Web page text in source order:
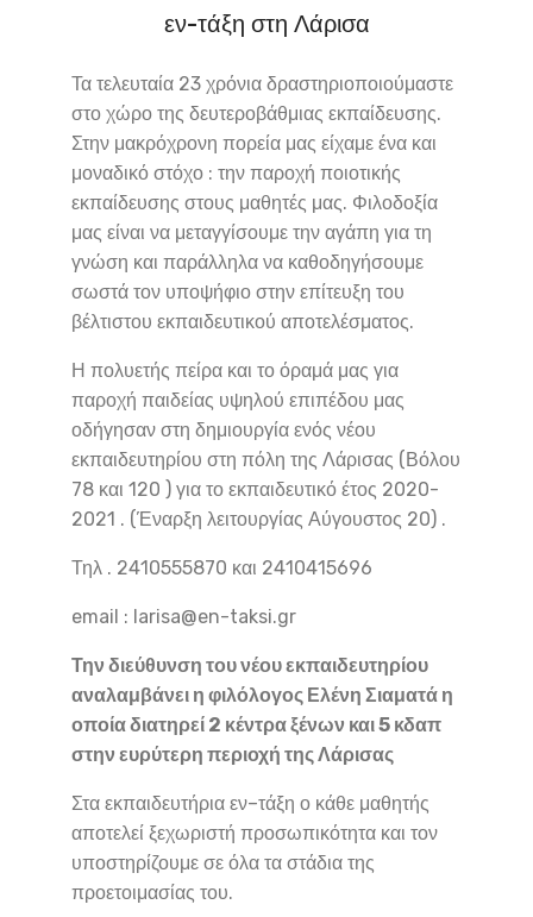
εν-τάξη στη Λάρισα
Τα τελευταία 23 χρόνια δραστηριοποιούμαστε
στο χώρο της δευτεροβάθμιας εκπαίδευσης.
Στην μακρόχρονη πορεία μας είχαμε ένα και
μοναδικό στόχο : την παροχή ποιοτικής
εκπαίδευσης στους μαθητές μας. Φιλοδοξία
μας είναι να μεταγγίσουμε την αγάπη για τη
γνώση και παράλληλα να καθοδηγήσουμε
σωστά τον υποψήφιο στην επίτευξη του
βέλτιστου εκπαιδευτικού αποτελέσματος.
Η πολυετής πείρα και το όραμά μας για
παροχή παιδείας υψηλού επιπέδου μας
οδήγησαν στη δημιουργία ενός νέου
εκπαιδευτηρίου στη πόλη της Λάρισας (Βόλου
78 και 120 ) για το εκπαιδευτικό έτος 2020-
2021 . (Έναρξη λειτουργίας Αύγουστος 20) .
Τηλ . 2410555870 και 2410415696
email : larisa@en-taksi.gr
Την διεύθυνση του νέου εκπαιδευτηρίου
αναλαμβάνει η φιλόλογος Ελένη Σιαματά η
οποία διατηρεί 2 κέντρα ξένων και 5 κδαπ
στην ευρύτερη περιοχή της Λάρισας
Στα εκπαιδευτήρια εν–τάξη ο κάθε μαθητής
αποτελεί ξεχωριστή προσωπικότητα και τον
υποστηρίζουμε σε όλα τα στάδια της
προετοιμασίας του.